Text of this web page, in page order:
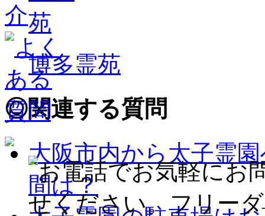
博多霊苑
◎関連する質問
大阪市内から太子霊
間は？